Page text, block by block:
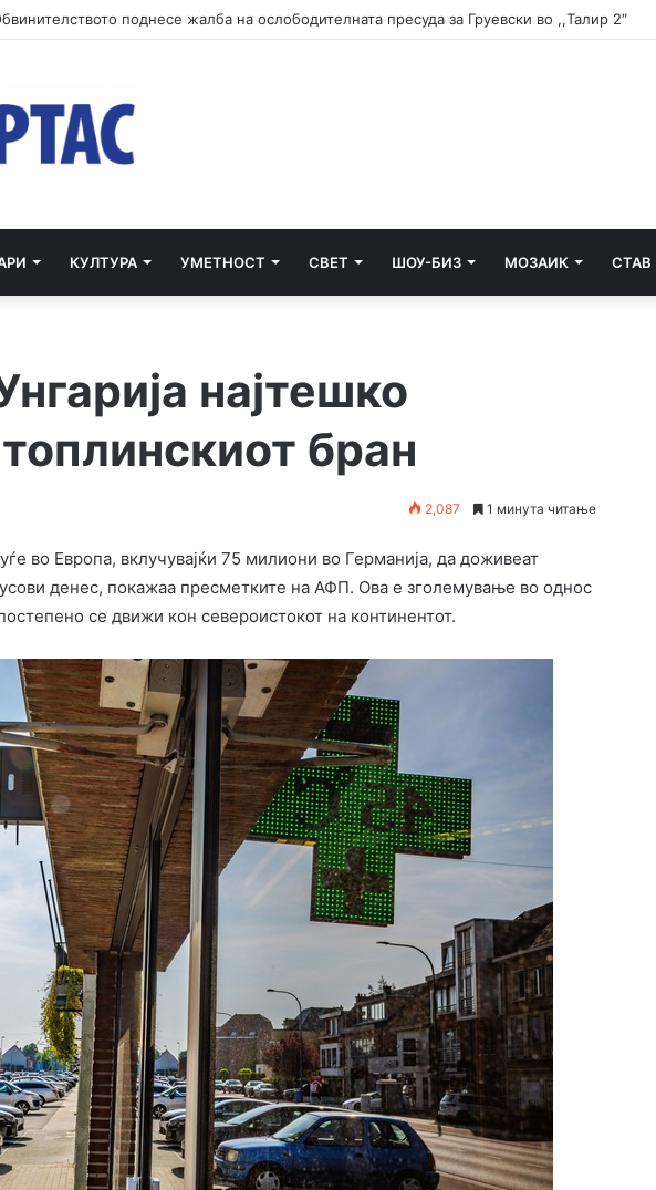
во сабота доаѓа во Белград
КУЛТУРА УМЕТНОСТ СВЕТ ШОУ-БИЗ МОЗАИК СТАВ
најтешко
бран
2,087 1 минута читање
во Европа, вклучувајќи 75 милиони во Германија, да доживеат
денес, покажаа пресметките на АФП. Ова е зголемување во однос
се движи кон североистокот на континентот.